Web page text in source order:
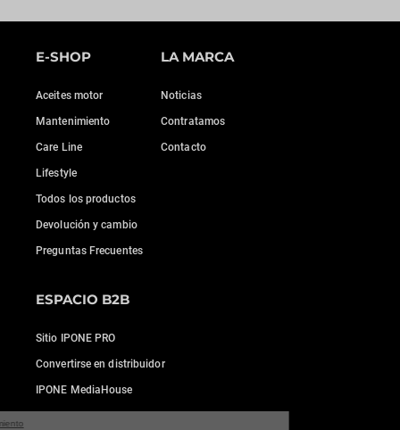
sin consentimiento
E-SHOP
Aceites motor
Mantenimiento
Care Line
Lifestyle
Todos los productos
Devolución y cambio
Preguntas Frecuentes
LA MARCA
Noticias
Contratamos
Contacto
ESPACIO B2B
Sitio IPONE PRO
Convertirse en distribuidor
IPONE MediaHouse